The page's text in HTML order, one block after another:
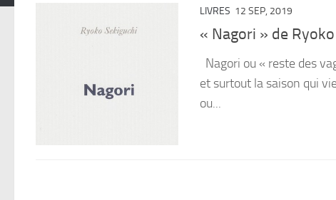
LIVRES 12 SEP, 2019
« Nagori » de
Nagori ou « reste des
et surtout la saison qui
ou...